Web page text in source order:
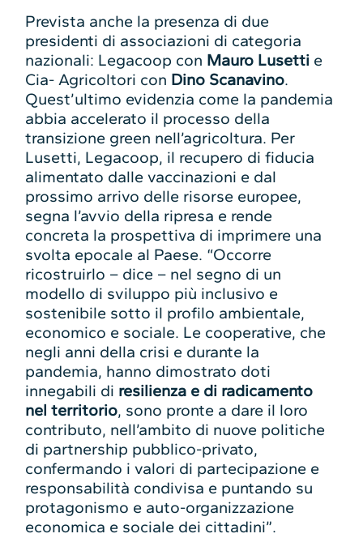
Prevista anche la presenza di due
presidenti di associazioni di categoria
nazionali: Legacoop con Mauro Lusetti e
Cia- Agricoltori con Dino Scanavino.
Quest’ultimo evidenzia come la pandemia
abbia accelerato il processo della
transizione green nell’agricoltura. Per
Lusetti, Legacoop, il recupero di fiducia
alimentato dalle vaccinazioni e dal
prossimo arrivo delle risorse europee,
segna l’avvio della ripresa e rende
concreta la prospettiva di imprimere una
svolta epocale al Paese. “Occorre
ricostruirlo – dice – nel segno di un
modello di sviluppo più inclusivo e
sostenibile sotto il profilo ambientale,
economico e sociale. Le cooperative, che
negli anni della crisi e durante la
pandemia, hanno dimostrato doti
innegabili di resilienza e di radicamento
nel territorio, sono pronte a dare il loro
contributo, nell’ambito di nuove politiche
di partnership pubblico-privato,
confermando i valori di partecipazione e
responsabilità condivisa e puntando su
protagonismo e auto-organizzazione
economica e sociale dei cittadini”.